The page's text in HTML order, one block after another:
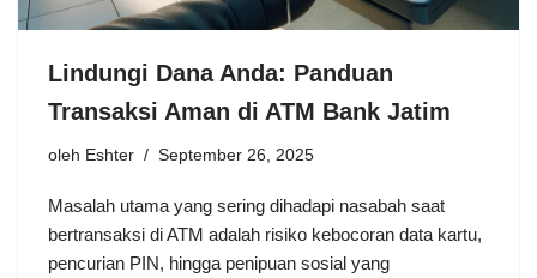
Lindungi Dana Anda: Panduan
Transaksi Aman di ATM Bank Jatim
oleh Eshter September 26, 2025
Masalah utama yang sering dihadapi nasabah saat
bertransaksi di ATM adalah risiko kebocoran data kartu,
pencurian PIN, hingga penipuan sosial yang